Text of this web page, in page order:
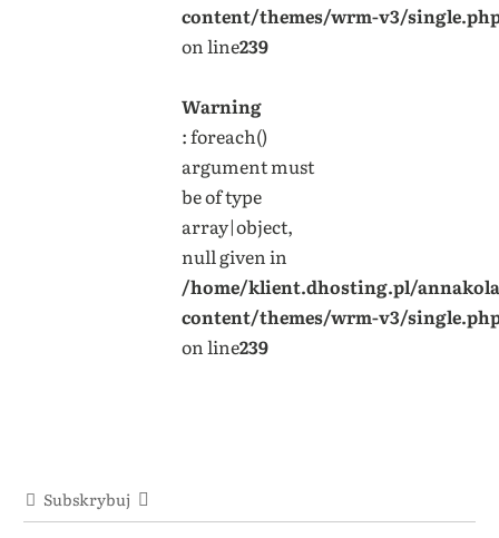
content/themes/wrm-v3/
on line239
Warning
: foreach()
argument must
be of type
array|object,
null given in
/home/klient.dhosting.pl/
content/themes/wrm-v3/
on line239
Subskrybuj